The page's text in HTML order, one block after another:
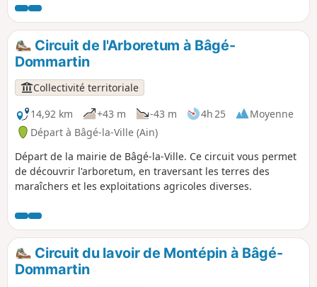
Circuit de l'Arboretum à Bâgé-
Dommartin
Collectivité territoriale
14,92 km
+43 m -43 m 4h 25
Moyenne
Départ à Bâgé-la-Ville (Ain)
Départ de la mairie de Bâgé-la-Ville. Ce circuit vous permet
de découvrir l'arboretum, en traversant les terres des
maraîchers et les exploitations agricoles diverses.
Circuit du lavoir de Montépin à Bâgé-
Dommartin